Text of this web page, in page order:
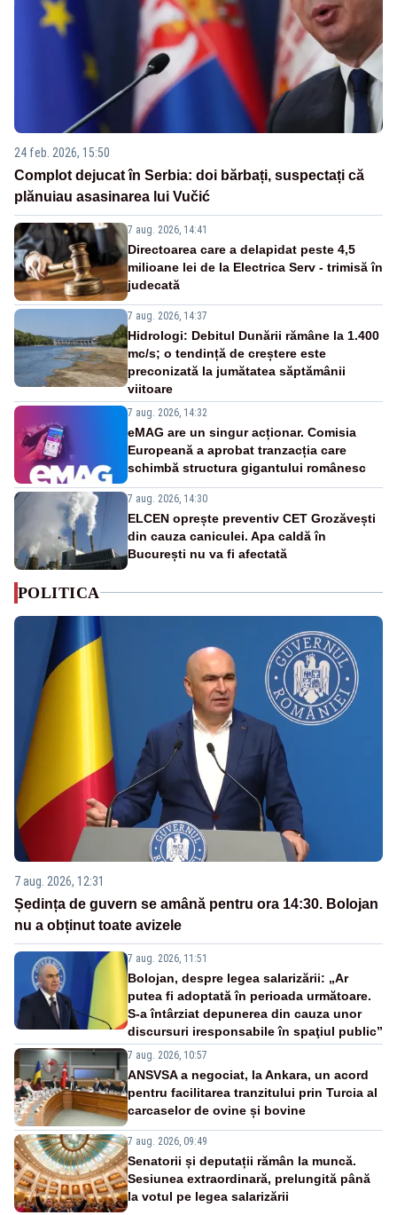
24 feb. 2026, 15:50
Complot dejucat în Serbia: doi bărbați, suspectați că
plănuiau asasinarea lui Vučić
7 aug. 2026, 14:41
Directoarea care a delapidat peste 4,5
milioane lei de la Electrica Serv - trimisă în
judecată
7 aug. 2026, 14:37
Hidrologi: Debitul Dunării rămâne la 1.400
mc/s; o tendință de creștere este
preconizată la jumătatea săptămânii
viitoare
7 aug. 2026, 14:32
eMAG are un singur acționar. Comisia
Europeană a aprobat tranzacția care
schimbă structura gigantului românesc
7 aug. 2026, 14:30
ELCEN oprește preventiv CET Grozăvești
din cauza caniculei. Apa caldă în
București nu va fi afectată
POLITICA
7 aug. 2026, 12:31
Ședința de guvern se amână pentru ora 14:30. Bolojan
nu a obținut toate avizele
7 aug. 2026, 11:51
Bolojan, despre legea salarizării: „Ar
putea fi adoptată în perioada următoare.
S-a întârziat depunerea din cauza unor
discursuri iresponsabile în spaţiul public”
7 aug. 2026, 10:57
ANSVSA a negociat, la Ankara, un acord
pentru facilitarea tranzitului prin Turcia al
carcaselor de ovine și bovine
7 aug. 2026, 09:49
Senatorii și deputații rămân la muncă.
Sesiunea extraordinară, prelungită până
la votul pe legea salarizării